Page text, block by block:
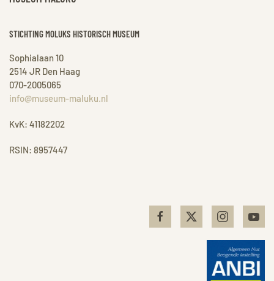
STICHTING MOLUKS HISTORISCH MUSEUM
Sophialaan 10
2514 JR Den Haag
070-2005065
info@museum-maluku.nl
KvK: 41182202
RSIN: 8957447